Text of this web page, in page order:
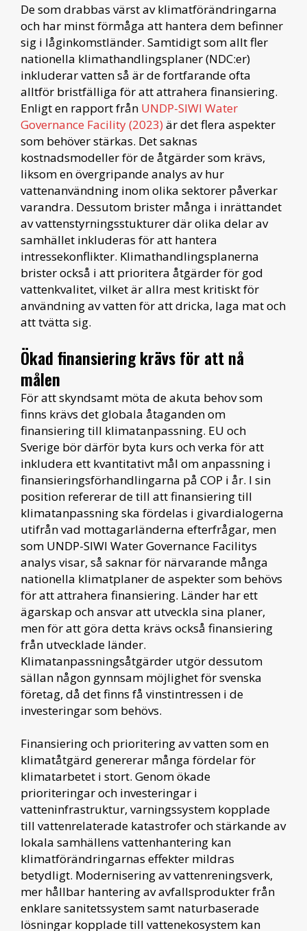
De som drabbas värst av klimatförändringarna
och har minst förmåga att hantera dem befinner
sig i låginkomstländer. Samtidigt som allt fler
nationella klimathandlingsplaner (NDC:er)
inkluderar vatten så är de fortfarande ofta
alltför bristfälliga för att attrahera finansiering.
Enligt en rapport från UNDP-SIWI Water
Governance Facility (2023) är det flera aspekter
som behöver stärkas. Det saknas
kostnadsmodeller för de åtgärder som krävs,
liksom en övergripande analys av hur
vattenanvändning inom olika sektorer påverkar
varandra. Dessutom brister många i inrättandet
av vattenstyrningsstukturer där olika delar av
samhället inkluderas för att hantera
intressekonflikter. Klimathandlingsplanerna
brister också i att prioritera åtgärder för god
vattenkvalitet, vilket är allra mest kritiskt för
användning av vatten för att dricka, laga mat och
att tvätta sig.
Ökad finansiering krävs för att nå
målen
För att skyndsamt möta de akuta behov som
finns krävs det globala åtaganden om
finansiering till klimatanpassning. EU och
Sverige bör därför byta kurs och verka för att
inkludera ett kvantitativt mål om anpassning i
finansieringsförhandlingarna på COP i år. I sin
position refererar de till att finansiering till
klimatanpassning ska fördelas i givardialogerna
utifrån vad mottagarländerna efterfrågar, men
som UNDP-SIWI Water Governance Facilitys
analys visar, så saknar för närvarande många
nationella klimatplaner de aspekter som behövs
för att attrahera finansiering. Länder har ett
ägarskap och ansvar att utveckla sina planer,
men för att göra detta krävs också finansiering
från utvecklade länder.
Klimatanpassningsåtgärder utgör dessutom
sällan någon gynnsam möjlighet för svenska
företag, då det finns få vinstintressen i de
investeringar som behövs.
Finansiering och prioritering av vatten som en
klimatåtgärd genererar många fördelar för
klimatarbetet i stort. Genom ökade
prioriteringar och investeringar i
vatteninfrastruktur, varningssystem kopplade
till vattenrelaterade katastrofer och stärkande av
lokala samhällens vattenhantering kan
klimatförändringarnas effekter mildras
betydligt. Modernisering av vattenreningsverk,
mer hållbar hantering av avfallsprodukter från
enklare sanitetssystem samt naturbaserade
lösningar kopplade till vattenekosystem kan